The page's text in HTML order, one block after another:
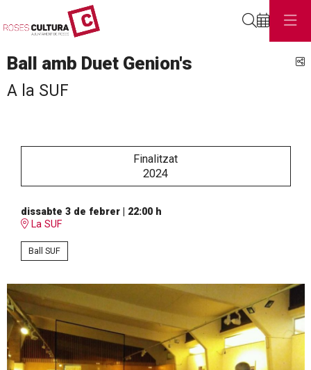
Ball amb Duet Genion's
A la SUF
Finalitzat
2024
dissabte 3 de febrer| 22:00 h
La SUF
Ball SUF